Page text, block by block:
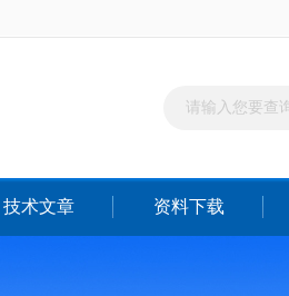
技术文章 资料下载